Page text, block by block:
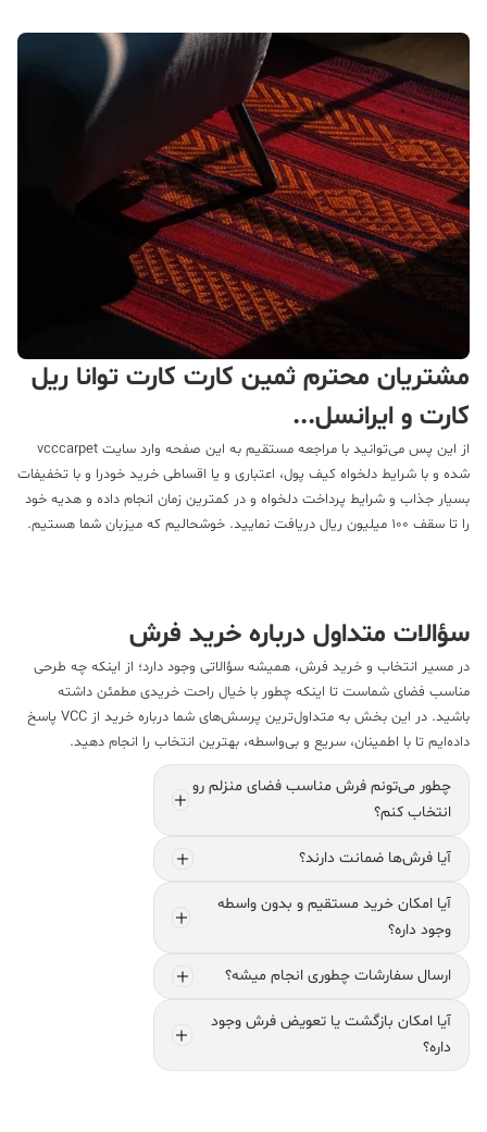
مشتریان محترم ثمین کارت کارت توانا ریل
کارت و ایرانسل...
از این پس می‌توانید با مراجعه مستقیم به این صفحه وارد سایت vcccarpet
شده و با شرایط دلخواه کیف پول، اعتباری و یا اقساطی خرید خودرا و با تخفیفات
بسیار جذاب و شرایط پرداخت دلخواه و در کمترین زمان انجام داده و هدیه خود
را تا سقف ۱۰۰ میلیون ریال دریافت نمایید. خوشحالیم که میزبان شما هستیم.
سؤالات متداول درباره خرید فرش
در مسیر انتخاب و خرید فرش، همیشه سؤالاتی وجود دارد؛ از اینکه چه طرحی
مناسب فضای شماست تا اینکه چطور با خیال راحت خریدی مطمئن داشته
باشید. در این بخش به متداول‌ترین پرسش‌های شما درباره خرید از VCC پاسخ
داده‌ایم تا با اطمینان، سریع و بی‌واسطه، بهترین انتخاب را انجام دهید.
چطور می‌تونم فرش مناسب فضای منزلم رو
انتخاب کنم؟
آیا فرش‌ها ضمانت دارند؟
آیا امکان خرید مستقیم و بدون واسطه
وجود داره؟
ارسال سفارشات چطوری انجام میشه؟
آیا امکان بازگشت یا تعویض فرش وجود
داره؟